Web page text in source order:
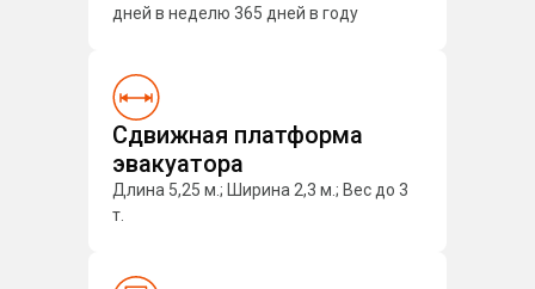
дней в неделю 365 дней в году
Сдвижная платформа
эвакуатора
Длина 5,25 м.; Ширина 2,3 м.; Вес до 3
т.